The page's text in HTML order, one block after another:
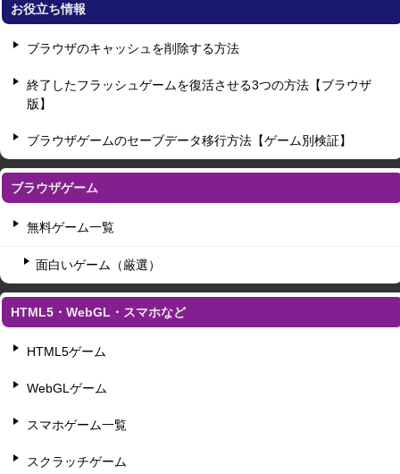
お役立ち情報
ブラウザのキャッシュを削除する方法
終了したフラッシュゲームを復活させる3つの方法【ブラウザ
版】
ブラウザゲームのセーブデータ移行方法【ゲーム別検証】
ブラウザゲーム
無料ゲーム一覧
面白いゲーム（厳選）
HTML5・WebGL・スマホなど
HTML5ゲーム
WebGLゲーム
スマホゲーム一覧
スクラッチゲーム